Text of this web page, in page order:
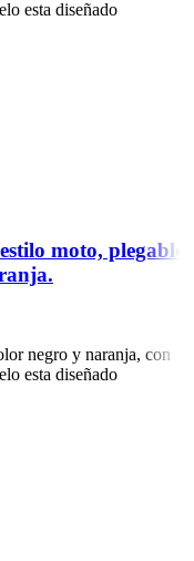
esta diseñado
moto, plegable
negro y naranja, con
esta diseñado